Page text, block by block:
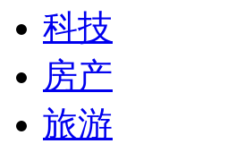
科技
房产
旅游